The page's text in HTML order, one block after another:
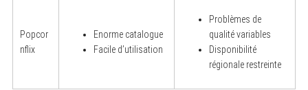
Popcor
nflix
Enorme catalogue
Facile d’utilisation
Problèmes de
qualité variables
Disponibilité
régionale restreinte